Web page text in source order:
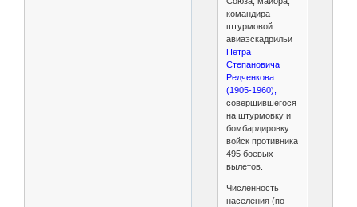
командира
штурмовой
авиаэскадрильи
Петра
Степановича
Редченкова
(1905-1960),
совершившегося
на штурмовку и
бомбардировку
войск противника
495 боевых
вылетов.
Численность
населения (по